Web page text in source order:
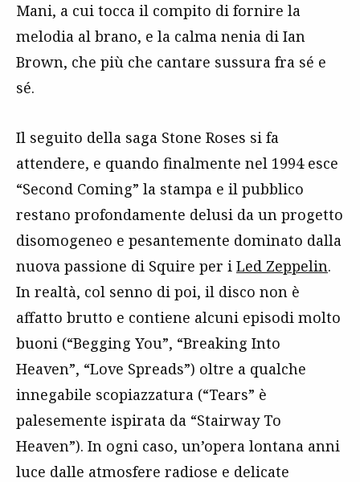
Mani, a cui tocca il compito di fornire la
melodia al brano, e la calma nenia di Ian
Brown, che più che cantare sussura fra sé e
sé.
Il seguito della saga Stone Roses si fa
attendere, e quando finalmente nel 1994 esce
“Second Coming” la stampa e il pubblico
restano profondamente delusi da un progetto
disomogeneo e pesantemente dominato dalla
nuova passione di Squire per i Led Zeppelin.
In realtà, col senno di poi, il disco non è
affatto brutto e contiene alcuni episodi molto
buoni (“Begging You”, “Breaking Into
Heaven”, “Love Spreads”) oltre a qualche
innegabile scopiazzatura (“Tears” è
palesemente ispirata da “Stairway To
Heaven”). In ogni caso, un’opera lontana anni
luce dalle atmosfere radiose e delicate